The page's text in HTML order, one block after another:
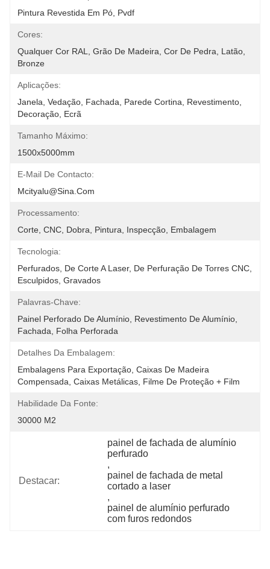
Pintura Revestida Em Pó, Pvdf
Cores:
Qualquer Cor RAL, Grão De Madeira, Cor De Pedra, Latão,
Bronze
Aplicações:
Janela, Vedação, Fachada, Parede Cortina, Revestimento,
Decoração, Ecrã
Tamanho Máximo:
1500x5000mm
E-Mail De Contacto:
Mcityalu@sina.com
Processamento:
Corte, CNC, Dobra, Pintura, Inspecção, Embalagem
Tecnologia:
Perfurados, De Corte A Laser, De Perfuração De Torres CNC,
Esculpidos, Gravados
Palavras-Chave:
Painel Perforado De Alumínio, Revestimento De Alumínio,
Fachada, Folha Perforada
Detalhes Da Embalagem:
Embalagens Para Exportação, Caixas De Madeira
Compensada, Caixas Metálicas, Filme De Proteção + Film
Habilidade Da Fonte:
30000 M2
Destacar:
painel de fachada de alumínio
perfurado
,
painel de fachada de metal
cortado a laser
,
painel de alumínio perfurado
com furos redondos